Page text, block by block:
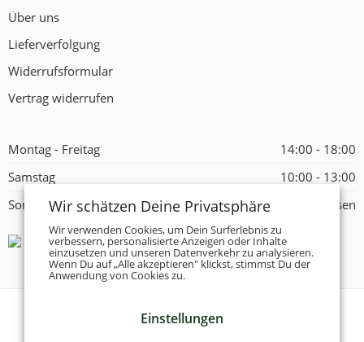
Über uns
Lieferverfolgung
Widerrufsformular
Vertrag widerrufen
Montag - Freitag
14:00 - 18:00
Samstag
10:00 - 13:00
Sonntag
Geschlossen
Tanzschuhe Otto München e.K.
Wir schätzen Deine Privatsphäre
Wir verwenden Cookies, um Dein Surferlebnis zu
verbessern, personalisierte Anzeigen oder Inhalte
einzusetzen und unseren Datenverkehr zu analysieren.
Wenn Du auf „Alle akzeptieren" klickst, stimmst Du der
Anwendung von Cookies zu.
Einstellungen